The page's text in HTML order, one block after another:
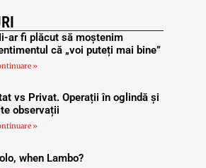
ar fi plăcut să moștenim
că „voi puteți mai bine”
»
vs Privat. Operații în oglindă și
observații
»
when Lambo?